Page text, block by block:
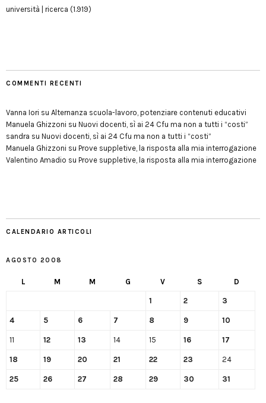
università | ricerca (1.919)
COMMENTI RECENTI
Vanna Iori su Alternanza scuola-lavoro, potenziare contenuti educativi
Manuela Ghizzoni su Nuovi docenti, sì ai 24 Cfu ma non a tutti i “costi”
sandra su Nuovi docenti, sì ai 24 Cfu ma non a tutti i “costi”
Manuela Ghizzoni su Prove suppletive, la risposta alla mia interrogazione
Valentino Amadio su Prove suppletive, la risposta alla mia interrogazione
CALENDARIO ARTICOLI
AGOSTO 2008
L M M G V S D
1 2 3
4 5 6 7 8 9 10
11 12 13 14 15 16 17
18 19 20 21 22 23 24
25 26 27 28 29 30 31